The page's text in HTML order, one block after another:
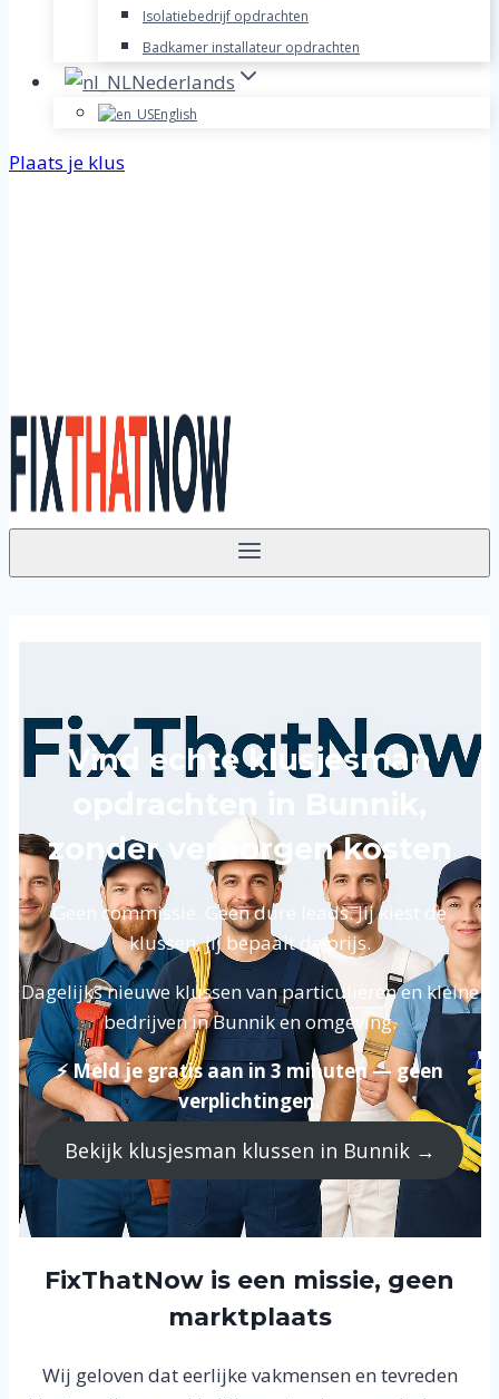
Isolatiebedrijf opdrachten
Badkamer installateur opdrachten
Nederlands
English
Plaats je klus
Vind echte klusjesman
opdrachten in Bunnik,
zonder verborgen kosten
Geen commissie. Geen dure leads. Jij kiest de
klussen, jij bepaalt de prijs.
Dagelijks nieuwe klussen van particulieren en kleine
bedrijven in Bunnik en omgeving.
⚡ Meld je gratis aan in 3 minuten — geen
verplichtingen.
Bekijk klusjesman klussen in Bunnik →
FixThatNow is een missie, geen
marktplaats
Wij geloven dat eerlijke vakmensen en tevreden